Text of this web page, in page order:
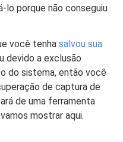
lo porque não conseguiu
você tenhasalvou sua
devido a exclusão
do sistema, então você
de captura de
de uma ferramenta
mostrar aqui.